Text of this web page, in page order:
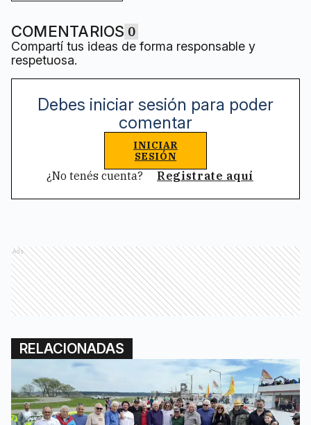
COMENTARIOS 0
Compartí tus ideas de forma responsable y
respetuosa.
Debes iniciar sesión para poder
comentar
INICIAR
SESIÓN
¿No tenés cuenta? Registrate aquí
Ads
RELACIONADAS